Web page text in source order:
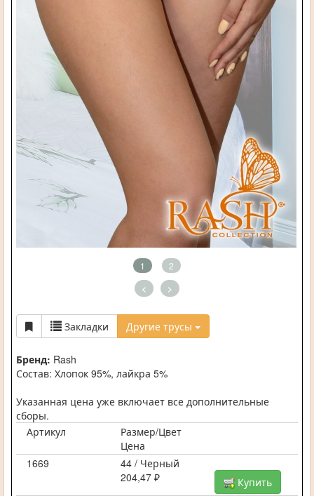
1 2
< >
Закладки Другие трусы
Бренд: Rash
Состав: Хлопок 95%, лайкра 5%
Указанная цена уже включает все дополнительные
сборы.
Артикул
Размер/Цвет
Цена
1669
44 / Черный
204,47 ₽
Купить